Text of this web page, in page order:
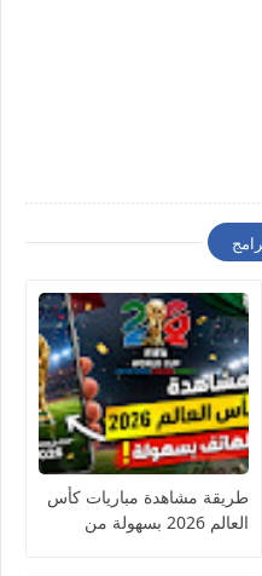
طريقة مشاهدة مباريات كأس
العالم 2026 بسهولة من